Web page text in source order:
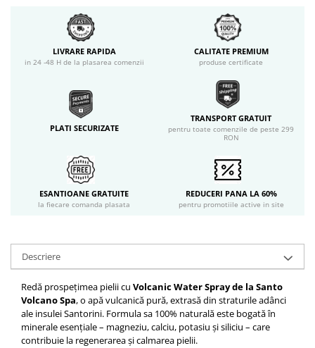
LIVRARE RAPIDA
in 24 -48 H de la plasarea comenzii
CALITATE PREMIUM
produse certificate
PLATI SECURIZATE
TRANSPORT GRATUIT
pentru toate comenzile de peste 299
RON
ESANTIOANE GRATUITE
la fiecare comanda plasata
REDUCERI PANA LA 60%
pentru promotiile active in site
Descriere
Redă prospețimea pielii cu Volcanic Water Spray de la Santo
Volcano Spa, o apă vulcanică pură, extrasă din straturile adânci
ale insulei Santorini. Formula sa 100% naturală este bogată în
minerale esențiale – magneziu, calciu, potasiu și siliciu – care
contribuie la regenerarea și calmarea pielii.